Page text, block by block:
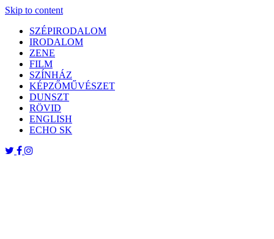
Skip to content
SZÉPIRODALOM
IRODALOM
ZENE
FILM
SZÍNHÁZ
KÉPZŐMŰVÉSZET
DUNSZT
RÖVID
ENGLISH
ECHO SK